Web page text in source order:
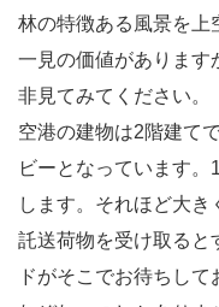
林の特徴ある風景を上
一見の価値があります
非見てみてください。
空港の建物は2階建て
ビーとなっています
します。それほど大
託送荷物を受け取ると
ドがそこでお待ちし